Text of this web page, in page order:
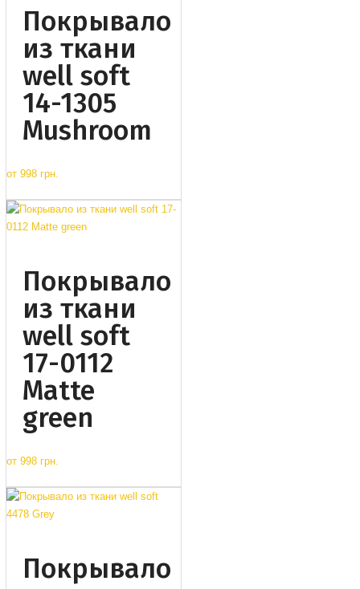
Покрывало
из ткани
well soft
14-1305
Mushroom
от 998 грн.
Покрывало
из ткани
well soft
17-0112
Matte
green
от 998 грн.
Покрывало